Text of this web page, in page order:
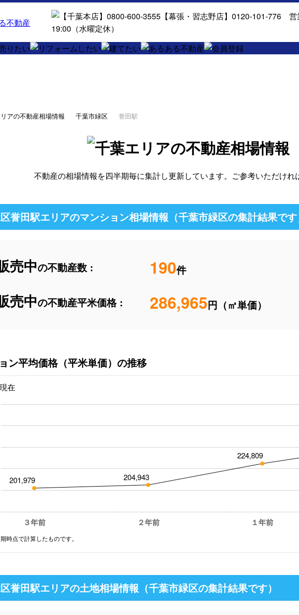
アの不動産相場情報 千葉市緑区 誉田駅
不動産の相場情報を四半期毎に集計し更新しています。ご参考いただけれ
誉田駅エリアのマンション相場情報（千葉市緑区の集計結果で
売中の不動産数 : 190件
売中の不動産平米価格 : 286,965円（㎡単価）
ン平均価格（平米単価）の推移
在
３年前 ２年前 １年前
201,979 204,943
224,809
時点で計算したものです。
誉田駅エリアの土地相場情報（千葉市緑区の集計結果です）